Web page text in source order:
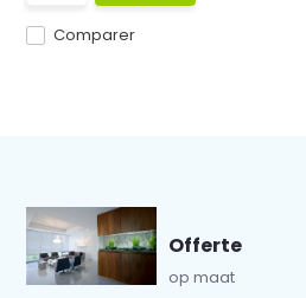
Comparer
Offerte
op maat